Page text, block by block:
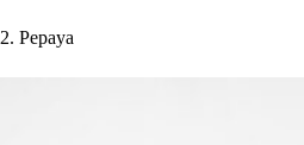
2. Pepaya